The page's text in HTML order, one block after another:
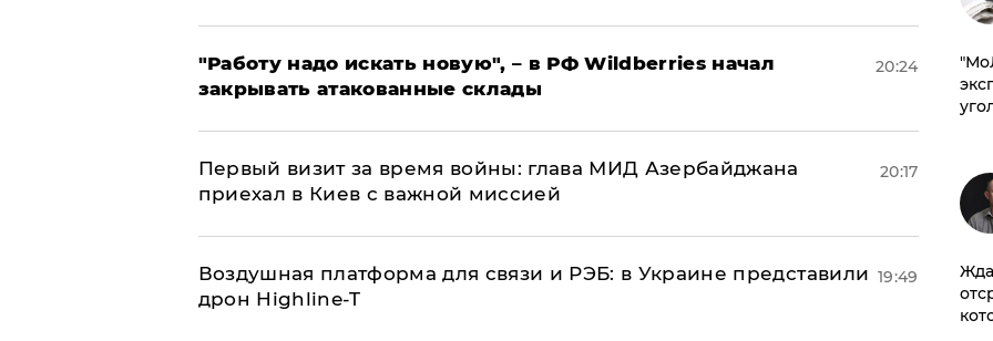
"Работу надо искать новую", – в РФ Wildberries начал
закрывать атакованные склады
20:24
Первый визит за время войны: глава МИД Азербайджана
приехал в Киев с важной миссией
20:17
Воздушная платформа для связи и РЭБ: в Украине представили
дрон Highline-T
19:49